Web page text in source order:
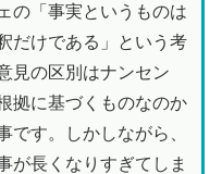
の「事実というものは
だけである」という考
見の区別はナンセン
拠に基づくものなのか
です。しかしながら、
が長くなりすぎてしま